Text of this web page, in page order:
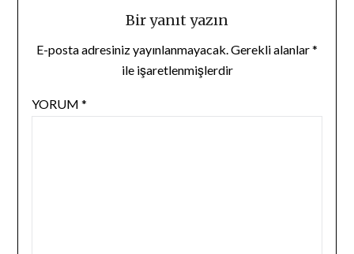
Bir yanıt yazın
E-posta adresiniz yayınlanmayacak.Gerekli alanlar*
ile işaretlenmişlerdir
YORUM *